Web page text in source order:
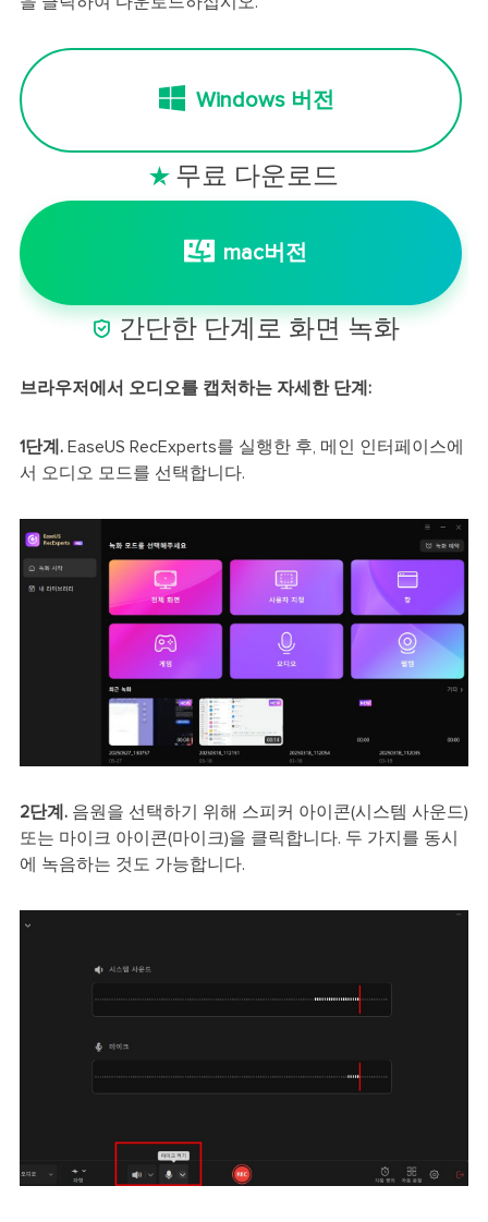
Windows 버전
 무료 다운로드
mac버전
 간단한 단계로 화면 녹화
브라우저에서 오디오를 캡처하는 자세한 단계:
1단계. EaseUS RecExperts를 실행한 후, 메인 인터페이스에
서 오디오 모드를 선택합니다.
2단계. 음원을 선택하기 위해 스피커 아이콘(시스템 사운드)
또는 마이크 아이콘(마이크)을 클릭합니다. 두 가지를 동시
에 녹음하는 것도 가능합니다.